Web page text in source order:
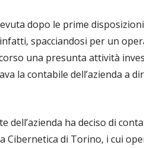
dopo le prime
spacciandosi per un
una presunta attività
la contabile dell’azienda a
dell’azienda ha deciso di
Cibernetica di Torino, i cui